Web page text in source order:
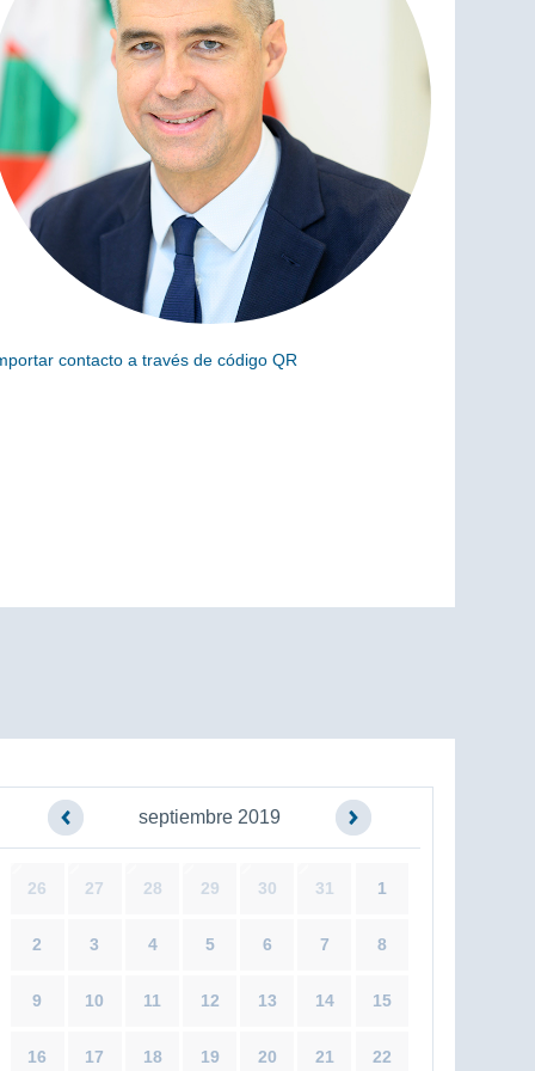
contacto a través de código QR
septiembre 2019
26 27 28 29 30 31 1
2 3 4 5 6 7 8
9 10 11 12 13 14 15
16 17 18 19 20 21 22